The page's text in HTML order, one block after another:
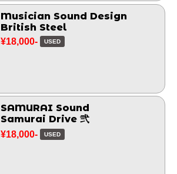
Musician Sound Design
British Steel
¥18,000- USED
SAMURAI Sound
Samurai Drive 弐
¥18,000- USED